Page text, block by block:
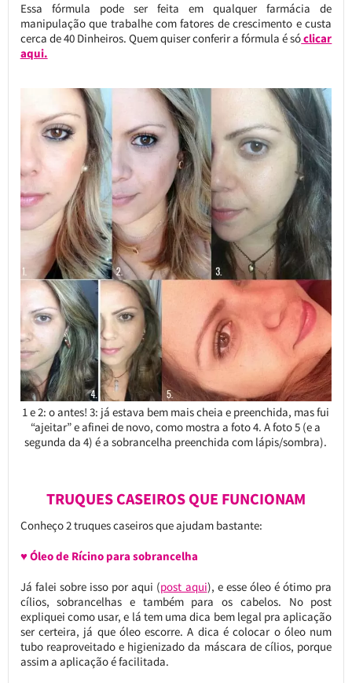
Essa fórmula pode ser feita em qualquer farmácia de
manipulação que trabalhe com fatores de crescimento e custa
cerca de 40 Dinheiros. Quem quiser conferir a fórmula é sóclicar
aqui.
1 e 2: o antes! 3: já estava bem mais cheia e preenchida, mas fui
“ajeitar” e afinei de novo, como mostra a foto 4. A foto 5 (e a
segunda da 4) é a sobrancelha preenchida com lápis/sombra).
TRUQUES CASEIROS QUE FUNCIONAM
Conheço 2 truques caseiros que ajudam bastante:
♥ Óleo de Rícino para sobrancelha
Já falei sobre isso por aqui (post aqui), e esse óleo é ótimo pra
cílios, sobrancelhas e também para os cabelos. No post
expliquei como usar, e lá tem uma dica bem legal pra aplicação
ser certeira, já que óleo escorre. A dica é colocar o óleo num
tubo reaproveitado e higienizado da máscara de cílios, porque
assim a aplicação é facilitada.